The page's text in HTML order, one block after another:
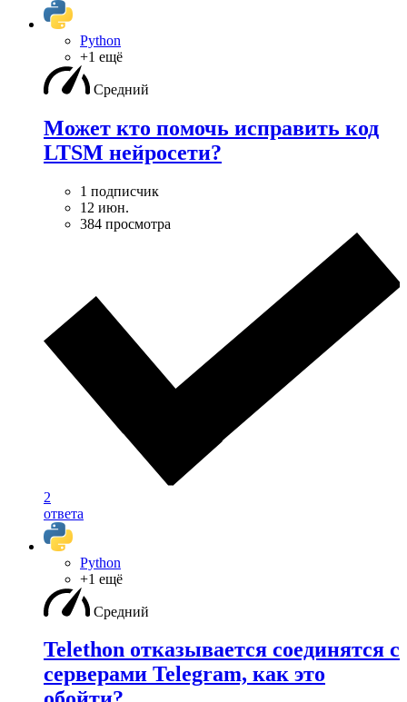
Python
+1 ещё
Средний
Может кто помочь исправить код
LTSM нейросети?
1 подписчик
12 июн.
384 просмотра
2
ответа
Python
+1 ещё
Средний
Telethon отказывается соединятся с
серверами Telegram, как это